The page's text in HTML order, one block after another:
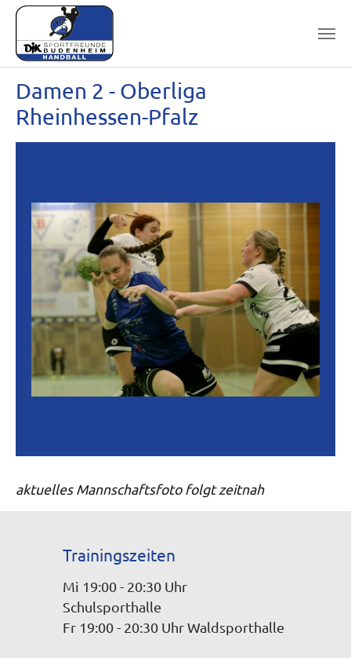
Damen 2 - Oberliga
Rheinhessen-Pfalz
aktuelles Mannschaftsfoto folgt zeitnah
Trainingszeiten
Mi 19:00 - 20:30 Uhr
Schulsporthalle
Fr 19:00 - 20:30 Uhr Waldsporthalle